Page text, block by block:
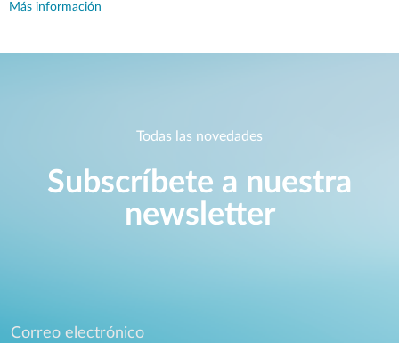
Más información
Todas las novedades
Subscríbete a nuestra
newsletter